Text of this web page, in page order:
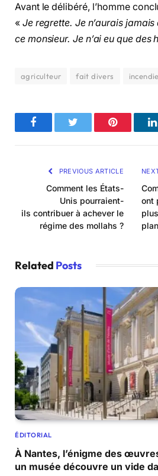
Avant le délibéré, l’homme
« Je regrette. Je n’aurais
ce monsieur. Je n’ai eu que des
agriculteur fait divers incendie
FacebookTwitter Pinterest
PREVIOUS ARTICLE
Comment les États-
Unis pourraient-
ils contribuer à achever le
régime des mollahs ?
ont
Related Posts
ÉDITORIAL
À Nantes, l’énigme des
un musée découvre un vide